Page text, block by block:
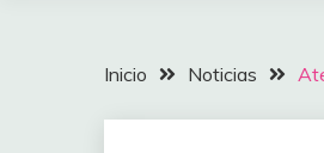
Inicio Noticias